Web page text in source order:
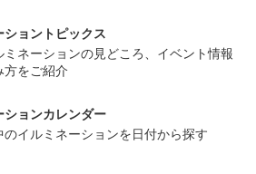
ショントピックス
ミネーションの見どころ、イベント情報
方をご紹介
ションカレンダー
のイルミネーションを日付から探す